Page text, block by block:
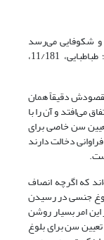
شکوفایی می‌رسد
(طبرسی، 1351ش:2/384؛ طوسی، بی تا، 7/292؛ طباطبایی، 11/181،
دقیقاً همان
می‌افتد و آن را با
سن خاصی برای
دخالت دارند
که اگرچه انصاف
جنسی در رسیدن
امر بسیار روشن
تعیین سن برای بلوغ